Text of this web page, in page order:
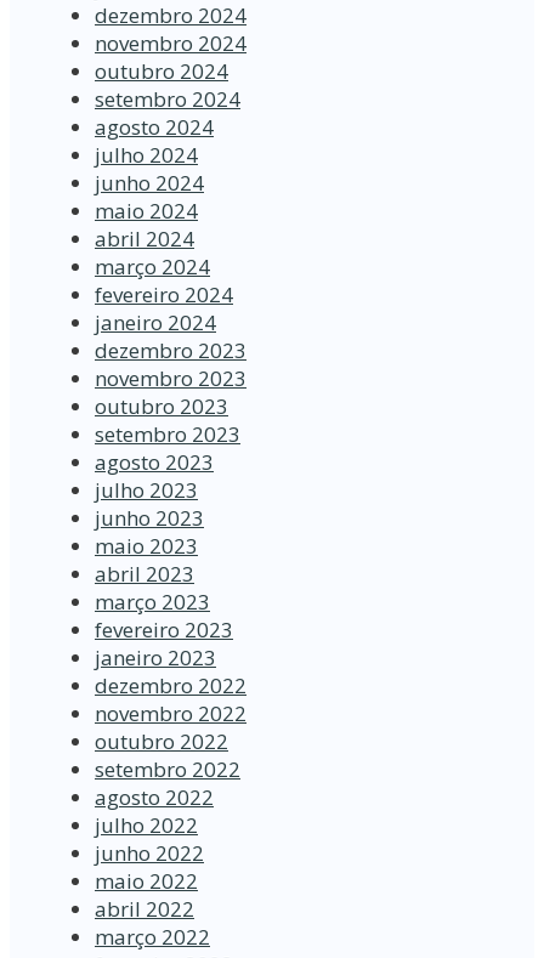
dezembro 2024
novembro 2024
outubro 2024
setembro 2024
agosto 2024
julho 2024
junho 2024
maio 2024
abril 2024
março 2024
fevereiro 2024
janeiro 2024
dezembro 2023
novembro 2023
outubro 2023
setembro 2023
agosto 2023
julho 2023
junho 2023
maio 2023
abril 2023
março 2023
fevereiro 2023
janeiro 2023
dezembro 2022
novembro 2022
outubro 2022
setembro 2022
agosto 2022
julho 2022
junho 2022
maio 2022
abril 2022
março 2022